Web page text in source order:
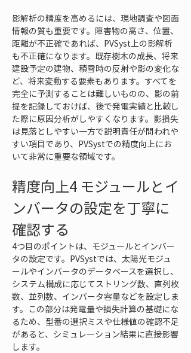
影解析の精度を高めるには、現地調査や図面
情報の質も重要です。障害物の高さ、位置、
距離が不正確であれば、PVSyst上の影解析
も不正確になります。既存樹木の成長、将来
建設予定の建物、積雪時の反射や影の変化な
ど、将来変動する要素もあります。すべてを
完全に予測することは難しいものの、影の前
提を記録しておけば、後で発電実績と比較し
た際に原因分析がしやすくなります。影損失
は見落としやすい一方で説明責任が問われや
すい項目であり、PVSystでの精度向上にお
いて非常に重要な領域です。
精度向上4 モジュールとイ
ンバータの設定を丁寧に
確認する
4つ目のポイントは、モジュールとインバー
タの設定です。PVSystでは、太陽光モジュ
ールやインバータのデータベースを選択し、
システム構成に応じてストリング数、直列枚
数、並列数、インバータ容量などを設定しま
す。この部分は発電量や損失計算の基礎にな
るため、型番の選択ミスや仕様値の確認不足
があると、シミュレーション結果に直接影響
します。